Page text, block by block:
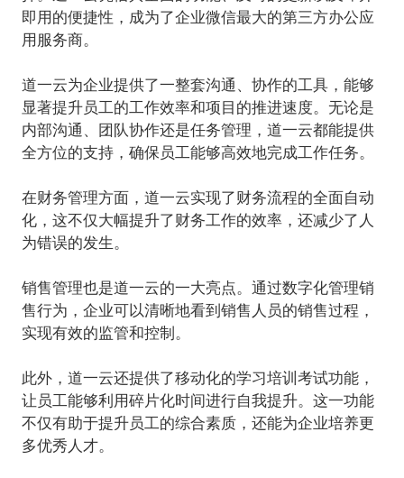
即用的便捷性，成为了企业微信最大的第三方办公应
用服务商。
道一云为企业提供了一整套沟通、协作的工具，能够
显著提升员工的工作效率和项目的推进速度。无论是
内部沟通、团队协作还是任务管理，道一云都能提供
全方位的支持，确保员工能够高效地完成工作任务。
在财务管理方面，道一云实现了财务流程的全面自动
化，这不仅大幅提升了财务工作的效率，还减少了人
为错误的发生。
销售管理也是道一云的一大亮点。通过数字化管理销
售行为，企业可以清晰地看到销售人员的销售过程，
实现有效的监管和控制。
此外，道一云还提供了移动化的学习培训考试功能，
让员工能够利用碎片化时间进行自我提升。这一功能
不仅有助于提升员工的综合素质，还能为企业培养更
多优秀人才。